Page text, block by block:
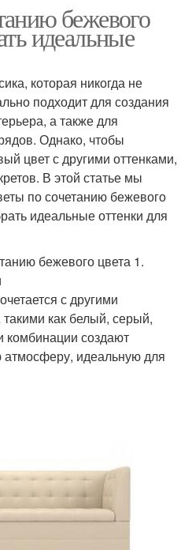
бежевого
идеальные
которая никогда не
подходит для создания
а также для
Однако, чтобы
цвет с другими оттенками,
В этой статье мы
по сочетанию бежевого
идеальные оттенки для
бежевого цвета 1.
с другими
как белый, серый,
комбинации создают
идеальную для